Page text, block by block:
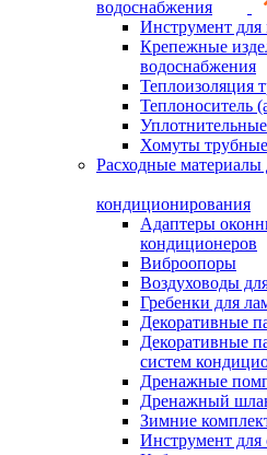
водоснабжения
Инструмент для
Крепежные
водоснабжения
Теплоизоляция
Теплоноситель
Хомуты трубные
Расходные материалы
кондиционирования
Адаптеры
кондиционеров
Виброопоры
Воздуховоды
Гребенки для
Декоративные
Декоративные
систем
Дренажные
Дренажный
Зимние
Инструмент для